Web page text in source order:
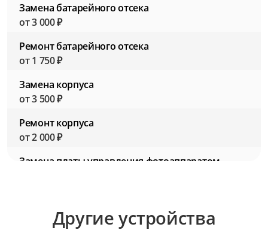
Замена батарейного отсека
от 3 000 ₽
Ремонт батарейного отсека
от 1 750 ₽
Замена корпуса
от 3 500 ₽
Ремонт корпуса
от 2 000 ₽
Замена платы управления фотоаппаратом
от 3 000 ₽Другие устройства